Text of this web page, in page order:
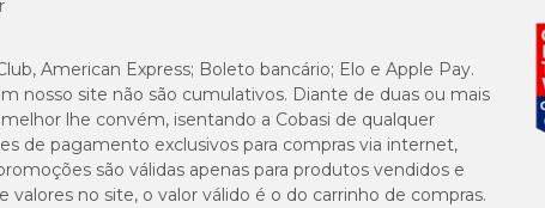
2.000mg/kg
5.000mg/kg
800mg/kg
American Express; Boleto bancário; Elo e Apple Pay.
nosso site não são cumulativos. Diante de duas ou mais
lhe convém, isentando a Cobasi de qualquer
de pagamento exclusivos para compras via internet,
são válidas apenas para produtos vendidos e
no site, o valor válido é o do carrinho de compras.